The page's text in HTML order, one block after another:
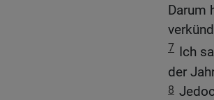
Darum
7 Ich
der
8